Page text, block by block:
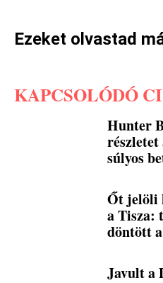
Ezeket olvastad
KAPCSOLÓDÓ
Hunter
súlyos
Őt jelöli
a Tisza:
döntött
Javult a